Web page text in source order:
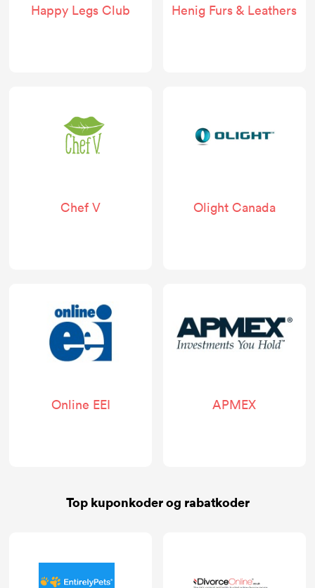
Happy Legs Club Henig Furs & Leathers
Chef V Olight Canada
Online EEI APMEX
Top kuponkoder og rabatkoder